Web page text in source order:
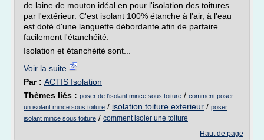
de laine de mouton idéal en pour l'isolation des toitures
par l'extérieur. C'est isolant 100% étanche à l'air, à l'eau
est doté d'une languette débordante afin de parfaire
facilement l'étanchéité.
Isolation et étanchéité sont...
Voir la suite
Par : ACTIS Isolation
Thèmes liés : poser de l'isolant mince sous toiture / comment poser
un isolant mince sous toiture / isolation toiture exterieur / poser
isolant mince sous toiture / comment isoler une toiture
Haut de page